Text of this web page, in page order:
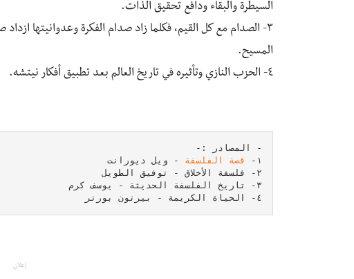
السيطرة والبقاء ودافع تحقيق الذات.
٣- الصدام مع كل القيم، فكلما زاد صدام الفكرة وعدوانيتها
المسيح.
٤- الحزب النازي وتأثيره في تاريخ العالم بعد تطبيق أفكار نيتشه.
١-
قصة الفلسفة
٤- الحياة الكريمة - بيرتون بورتر
إعلان